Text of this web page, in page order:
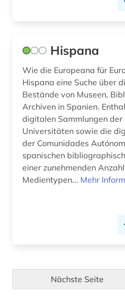
Hispana
Wie die Europeana für
Hispana eine Suche über
Bestände von Museen,
Archiven in Spanien.
digitalen Sammlungen
Universitäten sowie die
der Comunidades
spanischen
einer zunehmenden
Medientypen... Mehr
Nächste Seite